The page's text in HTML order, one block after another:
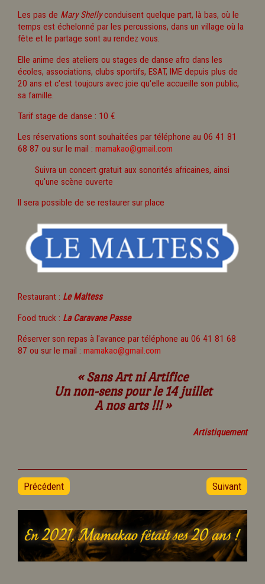
Les pas de Mary Shellyconduisent quelque part, là bas, où le
temps est échelonné par les percussions, dans un village où la
fête et le partage sont au rendez vous.
Elle anime des ateliers ou stages de danse afro dans les
écoles, associations, clubs sportifs, ESAT, IME depuis plus de
20 ans et c'est toujours avec joie qu'elle accueille son public,
sa famille.
Tarif stage de danse : 10 €
Les réservations sont souhaitées par téléphone au 06 41 81
68 87 ou sur le mail : mamakao@gmail.com
Suivra un concert gratuit aux sonorités africaines, ainsi
qu'une scène ouverte
Il sera possible de se restaurer sur place
Restaurant : Le Maltess
Food truck : La Caravane Passe
Réserver son repas à l'avance par téléphone au 06 41 81 68
87 ou sur le mail : mamakao@gmail.com
« Sans Art ni Artifice
Un non-sens pour le 14 juillet
A nos arts !!! »
Artistiquement
Précédent Suivant